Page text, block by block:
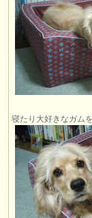
寝たり大好きなガム